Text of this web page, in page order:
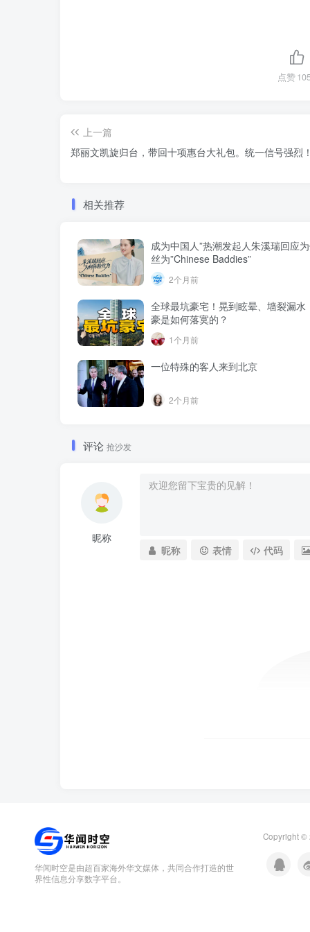
点赞
上一篇
郑丽文凯旋归台，带回十项惠台大礼包。统一信号强烈
相关推荐
成为中国人”热潮发起人朱溪瑞回应
丝为”Chinese Baddies”
2个月前
全球最坑豪宅！晃到眩晕、墙裂漏水
豪是如何落寞的？
1个月前
一位特殊的客人来到北京
2个月前
评论 抢沙发
昵称
昵称
表情 代码
华闻时空是由超百家海外华文媒体，共同合作打造的世
界性信息分享数字平台。
Copyright ©